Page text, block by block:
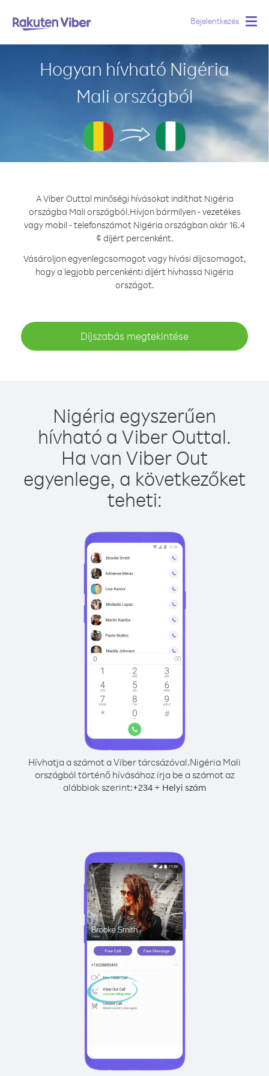
Bejelentkezés
Hogyan hívható Nigéria
Mali országból
A Viber Outtal minőségi hívásokat indíthat Nigéria
országba Mali országból.Hívjon bármilyen - vezetékes
vagy mobil - telefonszámot Nigéria országban akár 16.4
¢ díjért percenként.
Vásároljon egyenlegcsomagot vagy hívási díjcsomagot,
hogy a legjobb percenkénti díjért hívhassa Nigéria
országot.
Díjszabás megtekintése
Nigéria egyszerűen
hívható a Viber Outtal.
Ha van Viber Out
egyenlege, a következőket
teheti:
Hívhatja a számot a Viber tárcsázóval.Nigéria Mali
országból történő hívásához írja be a számot az
alábbiak szerint:+234 + Helyi szám